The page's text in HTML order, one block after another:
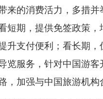
来的消费活力，多措并
短期，提供免签政策，
升支付便利；看长期，
览服务，针对中国游客
，加强与中国旅游机